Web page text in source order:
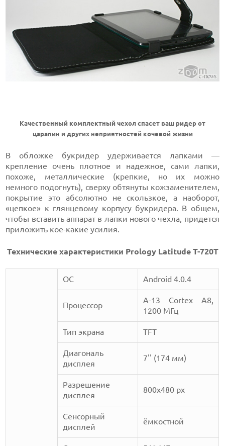
Качественный комплектный чехол спасет ваш ридер от
царапин и других неприятностей кочевой жизни
В обложке букридер удерживается лапками —
крепление очень плотное и надежное, сами лапки,
похоже, металлические (крепкие, но их можно
немного подогнуть), сверху обтянуты кожзаменителем,
покрытие это абсолютно не скользкое, а наоборот,
«цепкое» к глянцевому корпусу букридера. В общем,
чтобы вставить аппарат в лапки нового чехла, придется
приложить кое-какие усилия.
Технические характеристики Prology Latitude T-720T
ОС Android 4.0.4
Процессор
A-13 Cortex A8,
1200 МГц
Тип экрана TFT
Диагональ
дисплея
7'' (174 мм)
Разрешение
дисплея
800х480 px
Сенсорный
дисплей
ёмкостной